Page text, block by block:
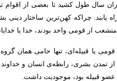
سال طول کشید تا بعضی از اقوام
یابند. چراکه کهن‌ترین ساختار دینی
از قومی واحد بودند، خدا یا
یا قبیله‌ای، تنها حامی همان
از تمدن بشری، رابطه‌ی انسان و
قبیله بود، موجودیت داشت.